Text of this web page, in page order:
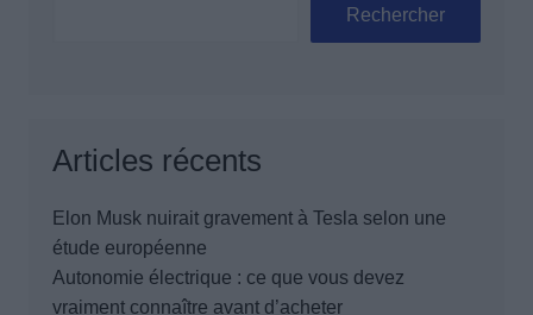
Rechercher
Articles récents
Elon Musk nuirait gravement à Tesla selon une
étude européenne
Autonomie électrique : ce que vous devez
vraiment connaître avant d’acheter